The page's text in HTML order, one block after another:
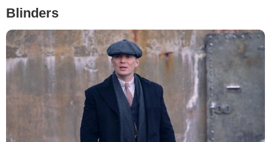
Blinders